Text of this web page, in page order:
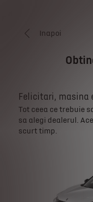
Inapoi
Felicitari, masina
Tot ceea ce trebuie
sa alegi dealerul.
scurt timp.